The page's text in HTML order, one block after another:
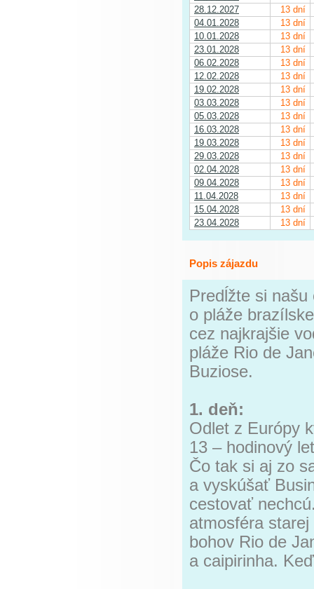
28.12.2027
13 dní
04.01.2028
13 dní
10.01.2028
13 dní
23.01.2028
13 dní
06.02.2028
13 dní
12.02.2028
13 dní
19.02.2028
13 dní
03.03.2028
13 dní
05.03.2028
13 dní
16.03.2028
13 dní
19.03.2028
13 dní
29.03.2028
13 dní
02.04.2028
13 dní
09.04.2028
13 dní
11.04.2028
13 dní
15.04.2028
13 dní
23.04.2028
13 dní
Popis zájazdu
Predĺžte si
o pláže
cez najkrajšie
pláže Rio de
Buziose.
1. deň:
Odlet z Európy
13 – hodinový
Čo tak si aj zo
a vyskúšať
cestovať
atmosféra
bohov Rio de
a caipirinha.